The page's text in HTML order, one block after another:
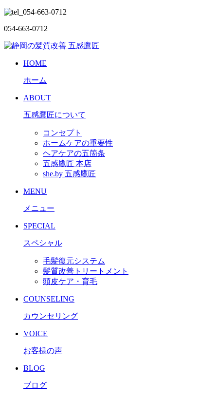
054-663-0712
HOME
ホーム
ABOUT
五感鷹匠について
コンセプト
ホームケアの重要性
ヘアケアの五箇条
五感鷹匠 本店
she.by 五感鷹匠
MENU
メニュー
SPECIAL
スペシャル
毛髪復元システム
髪質改善トリートメント
頭皮ケア・育毛
COUNSELING
カウンセリング
VOICE
お客様の声
BLOG
ブログ